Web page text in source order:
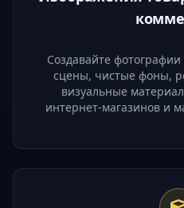
Создавайте
сцены, чистые фоны,
визуальные
интернет-магазинов и